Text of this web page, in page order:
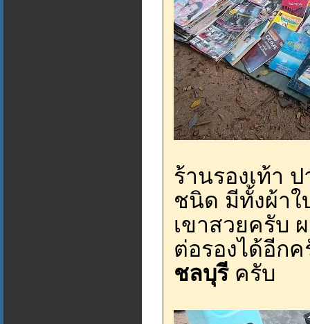
ร้านรองเท้า
ชนิด มีทั้งผ้าใ
เขาสวยครับ
ต่อรองได้อีก
ชลบุรีครับ